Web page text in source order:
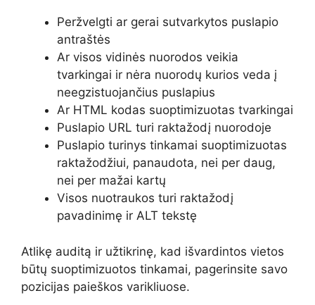
Peržvelgti ar gerai sutvarkytos puslapio
antraštės
Ar visos vidinės nuorodos veikia
tvarkingai ir nėra nuorodų kurios veda į
neegzistuojančius puslapius
Ar HTML kodas suoptimizuotas tvarkingai
Puslapio URL turi raktažodį nuorodoje
Puslapio turinys tinkamai suoptimizuotas
raktažodžiui, panaudota, nei per daug,
nei per mažai kartų
Visos nuotraukos turi raktažodį
pavadinimę ir ALT tekstę
Atlikę auditą ir užtikrinę, kad išvardintos vietos
būtų suoptimizuotos tinkamai, pagerinsite savo
pozicijas paieškos varikliuose.